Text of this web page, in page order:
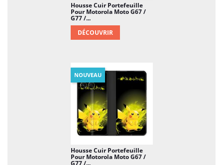
Housse Cuir Portefeuille
Pour Motorola Moto G67 /
G77 /...
DÉCOUVRIR
Housse Cuir Portefeuille
Pour Motorola Moto G67 /
G77 /...
NOUVEAU